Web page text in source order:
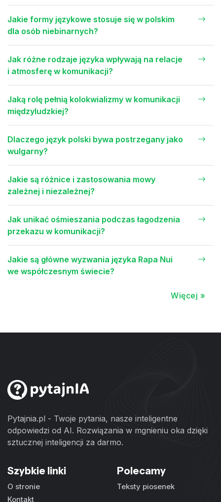
Jakie formy językowe stosuje się w polskim
dla osób niebinarnych?
Jak różne rodzaje języka wpływają na relacje
i atmosferę w komunikacji?
Jaką rolę pełnią kolokwializmy w komunikacji
międzyludzkiej?
Dlaczego język polski bywa postrzegany jako
wulgarny?
Jakie są różnice i zastosowania mowy
zależnej i niezależnej?
Jak unikać ośmieszania podczas łagodzenia
przekazu w komunikacji?
Jakie są główne wyzwania języka Rapa Nui
we współczesnym świecie?
Więcej »
Pytajnia.pl - Twoje pytania, nasze inteligentne
odpowiedzi od AI. Rozwiązania w mgnieniu oka dzięki
sztucznej inteligencji za darmo.
Szybkie linki
O stronie
Kontakt
Polecamy
Teksty piosenek